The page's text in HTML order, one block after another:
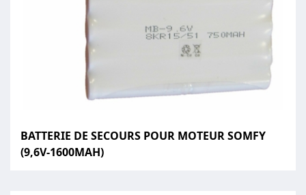
BATTERIE DE SECOURS POUR MOTEUR SOMFY
(9,6V-1600MAH)